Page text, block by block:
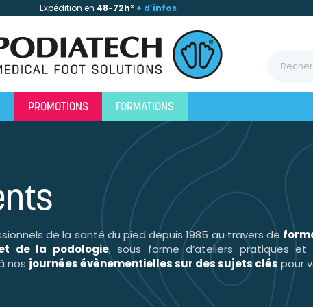
Expédition en 48-72h* + d’infos
PROMOTIONS FORMATIONS
de la santé du pied depuis 1985 au travers de
de la podologie, sous forme d’ateliers pratiques
nos journées évènementielles sur des sujets clés pour